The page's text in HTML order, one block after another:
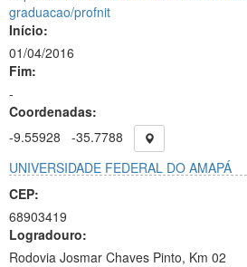
graduacao/profnit
Início:
01/04/2016
Fim:
-
Coordenadas:
-9.55928
-35.7788
UNIVERSIDADE FEDERAL DO AMAPÁ
CEP:
68903419
Logradouro:
Rodovia Josmar Chaves Pinto, Km 02